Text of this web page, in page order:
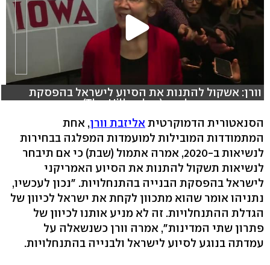
וורן: אשקול להתנות את הסיוע לישראל בהפסקת
הבנייה בהתנחלויות (צילום: The Hill)
הסנאטורית הדמוקרטיתאליזבת וורן, אחת
המתמודדות המובילות למועמדות המפלגה בבחירות
לנשיאות ב-2020, אמרה אתמול (שבת) כי אם תיבחר
לנשיאות תשקול להתנות את הסיוע האמריקני
לישראל בהפסקת הבנייה בהתנחלויות. "נכון לעכשיו,
נתניהו אומר שהוא מתכוון לקחת את ישראל לכיוון של
הגדלת ההתנחלויות. זה לא מניע אותנו לכיוון של
פתרון שתי המדינות", אמרה וורן כשנשאלה על
עמדתה בנוגע לסיוע לישראל ולבנייה בהתנחלויות.